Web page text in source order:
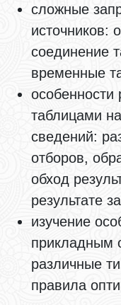
сложные
источников:
соединение
временные
таблицами
сведений:
отборов,
обход
результате
изучение
прикладным
различные
правила